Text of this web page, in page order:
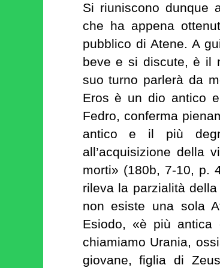
Si riuniscono dunque
che ha appena
pubblico di Atene. A
beve e si discute, è il
suo turno parlerà da
Eros è un dio antico
Fedro, conferma
antico e il più
all’acquisizione della
morti» (180b, 7-10, p.
rileva la parzialità
non esiste una sola
Esiodo, «è più
chiamiamo Urania,
giovane, figlia di